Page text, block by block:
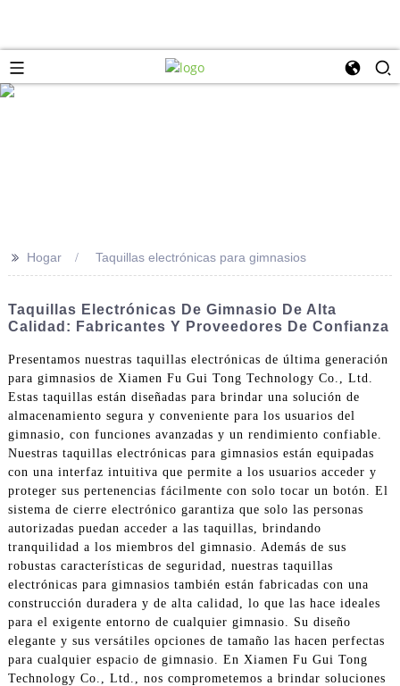
>> Hogar Taquillas electrónicas para gimnasios
Taquillas Electrónicas De Gimnasio De Alta
Calidad: Fabricantes Y Proveedores De Confianza
Presentamos nuestras taquillas electrónicas de última generación
para gimnasios de Xiamen Fu Gui Tong Technology Co., Ltd.
Estas taquillas están diseñadas para brindar una solución de
almacenamiento segura y conveniente para los usuarios del
gimnasio, con funciones avanzadas y un rendimiento confiable.
Nuestras taquillas electrónicas para gimnasios están equipadas
con una interfaz intuitiva que permite a los usuarios acceder y
proteger sus pertenencias fácilmente con solo tocar un botón. El
sistema de cierre electrónico garantiza que solo las personas
autorizadas puedan acceder a las taquillas, brindando
tranquilidad a los miembros del gimnasio. Además de sus
robustas características de seguridad, nuestras taquillas
electrónicas para gimnasios también están fabricadas con una
construcción duradera y de alta calidad, lo que las hace ideales
para el exigente entorno de cualquier gimnasio. Su diseño
elegante y sus versátiles opciones de tamaño las hacen perfectas
para cualquier espacio de gimnasio. En Xiamen Fu Gui Tong
Technology Co., Ltd., nos comprometemos a brindar soluciones